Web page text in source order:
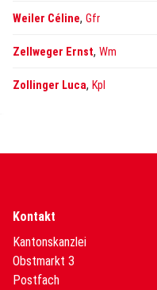
Weiler Céline, Gfr
Zellweger Ernst, Wm
Zollinger Luca, Kpl
Kontakt
Kantonskanzlei
Obstmarkt 3
Postfach